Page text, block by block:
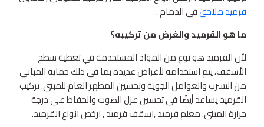
قرميد ملاحقفي الدمام .
ما هو القرميد والغرض من تركيبه؟
لأن القرميد هو نوع من المواد المستخدمة في تغطية سطح
الأسقف. يتم استخدامه لأغراض عديدة بما في ذلك حماية المباني
من التسرب والعوامل الجوية وتحسين المظهر العام للمبنى. تركيب
القرميد يساعد أيضًا في تحسين عزل الصوت والحفاظ على درجة
حرارة المبنى. معلم قرميد ,اسقف قرميد , ارخص انواع القرميد.